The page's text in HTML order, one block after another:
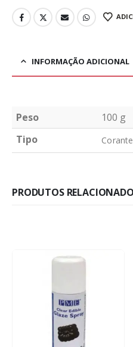
INFORMAÇÃO ADICIONAL
Peso
100 g
Tipo
PRODUTOS